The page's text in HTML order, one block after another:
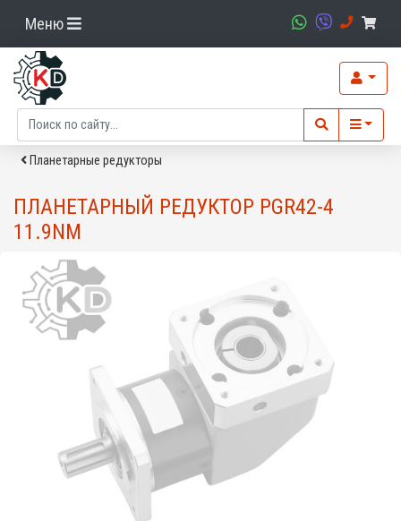
Меню
Планетарные редукторы
ПЛАНЕТАРНЫЙ РЕДУКТОР PGR42-4
11.9NM